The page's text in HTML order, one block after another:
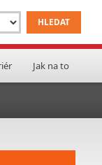
Jak na to